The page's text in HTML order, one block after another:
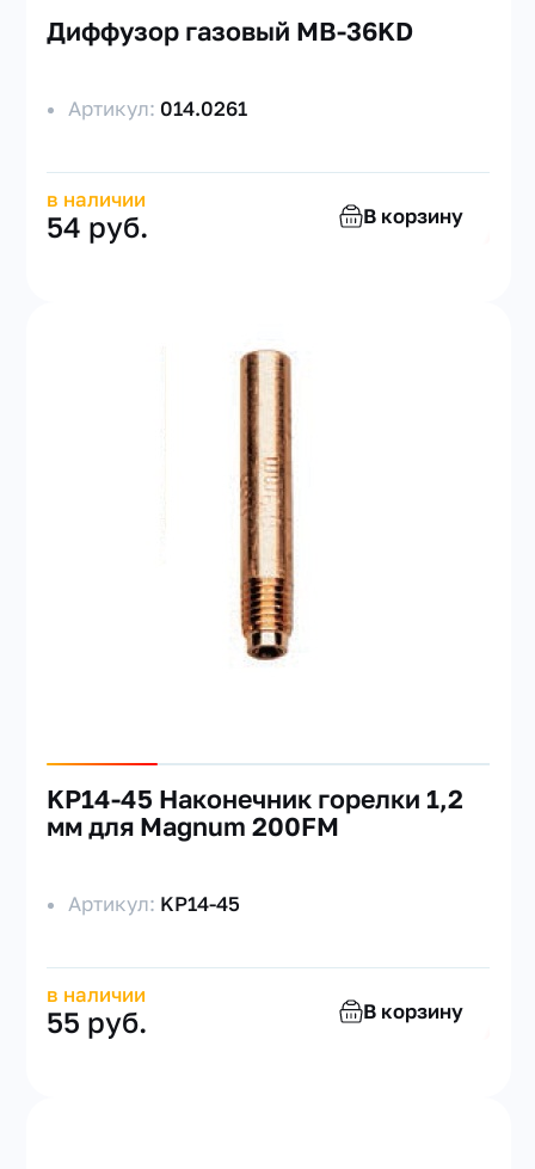
Диффузор газовый MB-36KD
Артикул: 014.0261
в наличии
54 руб. В корзину
KP14-45 Наконечник горелки 1,2
мм для Magnum 200FM
Артикул: KP14-45
в наличии
55 руб. В корзину